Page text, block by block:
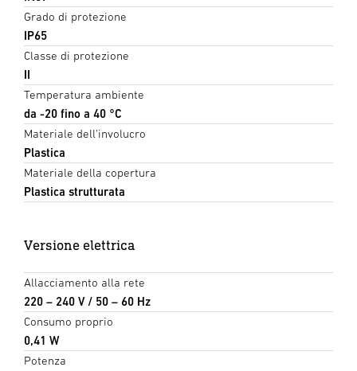
Grado di protezione
IP65
Classe di protezione
II
Temperatura ambiente
da -20 fino a 40 °C
Materiale dell'involucro
Plastica
Materiale della copertura
Plastica strutturata
Versione elettrica
Allacciamento alla rete
220 – 240 V / 50 – 60 Hz
Consumo proprio
0,41 W
Potenza